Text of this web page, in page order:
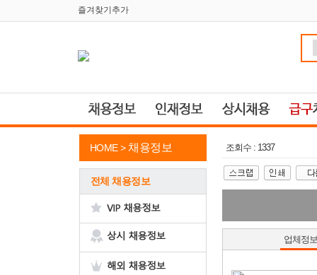
즐겨찾기추가
HOME > 채용정보
전체 채용정보
조회수 : 1337
업체정보